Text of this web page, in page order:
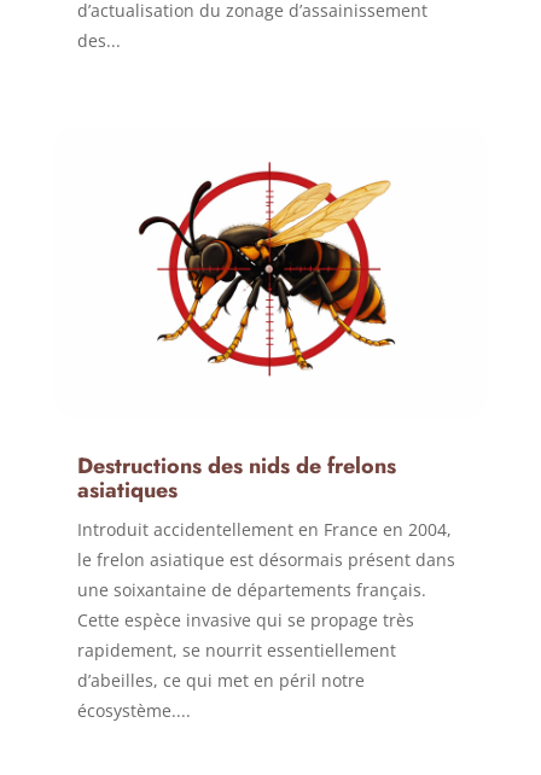
d’actualisation du zonage d’assainissement
des...
Destructions des nids de frelons
asiatiques
Introduit accidentellement en France en 2004,
le frelon asiatique est désormais présent dans
une soixantaine de départements français.
Cette espèce invasive qui se propage très
rapidement, se nourrit essentiellement
d’abeilles, ce qui met en péril notre
écosystème....